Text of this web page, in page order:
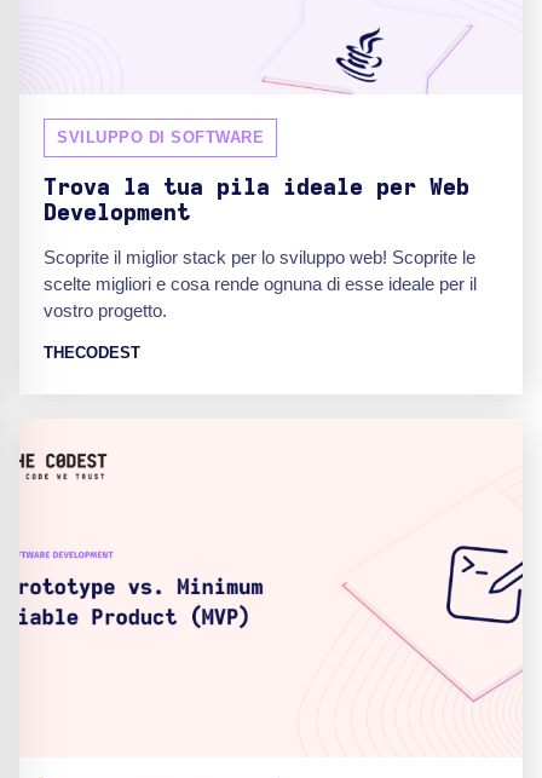
SVILUPPO DI SOFTWARE
Trova la tua pila ideale per Web
Development
Scoprite il miglior stack per lo sviluppo web! Scoprite le
scelte migliori e cosa rende ognuna di esse ideale per il
vostro progetto.
THECODEST